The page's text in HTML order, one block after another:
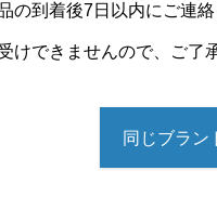
到着後7日以内にご連絡
けできませんので、ご了
同じブラン